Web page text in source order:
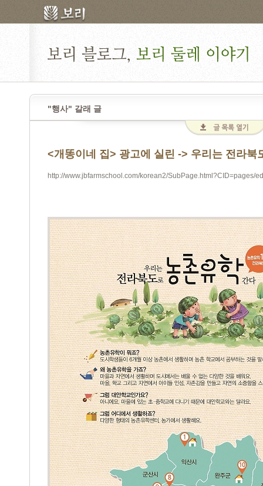
"행사" 갈래 글
<개똥이네 집> 광고에 실린 -> 우리는 전라북
http://www.jbfarmschool.com/korean2/SubPage.html?CID=pages/